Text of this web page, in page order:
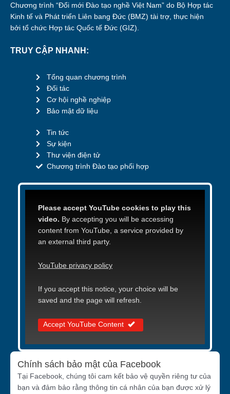
Chương trình “Đổi mới Đào tạo nghề Việt Nam” do Bộ Hợp tác
Kinh tế và Phát triển Liên bang Đức (BMZ) tài trợ, thực hiện
bởi tổ chức Hợp tác Quốc tế Đức (GIZ).
TRUY CẬP NHANH:
Tổng quan chương trình
Đối tác
Cơ hội nghề nghiệp
Bảo mật dữ liệu
Tin tức
Sự kiện
Thư viện điện tử
Chương trình Đào tạo phối hợp
Please accept YouTube cookies to play this
video. By accepting you will be accessing
content from YouTube, a service provided by
an external third party.
YouTube privacy policy
If you accept this notice, your choice will be
saved and the page will refresh.
Accept YouTube Content
Chính sách bảo mật của Facebook
Tại Facebook, chúng tôi cam kết bảo vệ quyền riêng tư của
bạn và đảm bảo rằng thông tin cá nhân của bạn được xử lý